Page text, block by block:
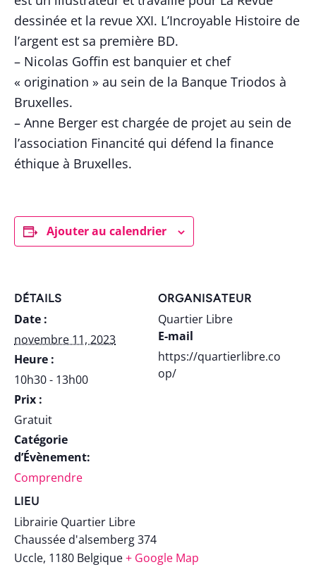
dessinée et la revue XXI. L’Incroyable Histoire de
l’argent est sa première BD.
– Nicolas Goffin est banquier et chef
« origination » au sein de la Banque Triodos à
Bruxelles.
– Anne Berger est chargée de projet au sein de
l’association Financité qui défend la finance
éthique à Bruxelles.
Ajouter au calendrier
DÉTAILS
Date :
novembre 11, 2023
Heure :
10h30 - 13h00
Prix :
Gratuit
Catégorie
d’Évènement:
Comprendre
LIEU
Librairie Quartier Libre
Chaussée d'alsemberg 374
Uccle, 1180 Belgique+ Google Map
ORGANISATEUR
Quartier Libre
E-mail
https://quartierlibre.co
op/